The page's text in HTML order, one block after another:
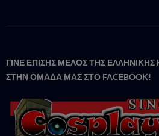
ΓΙΝΕ ΕΠΙΣΗΣ ΜΕΛΟΣ ΤΗΣ ΕΛΛΗΝΙΚΗΣ
ΣΤΗΝ ΟΜΑΔΑ ΜΑΣ ΣΤΟ FACΕBOOK!